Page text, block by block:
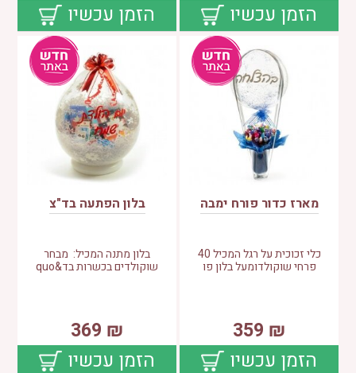
הזמן עכשיו הזמן עכשיו
מארז כדור פורח ימבה
כלי זכוכית על רגל המכיל 40
פרחי שוקולדומעל בלון פו
₪
359
הזמן עכשיו
בלון הפתעה בד"צ
בלון מתנה המכיל: מבחר
שוקולדים בכשרות בד&quo
₪
369
הזמן עכשיו